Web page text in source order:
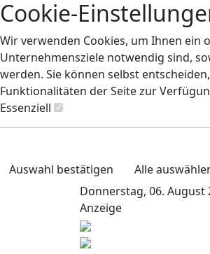
Cookie-
Wir verwenden Cookies, um Ihnen ein
Unternehmensziele notwendig sind,
werden. Sie können selbst
Funktionalitäten der Seite zur
Essenziell
Auswahl bestätigen
Alle
Donnerstag, 06. August
Anzeige